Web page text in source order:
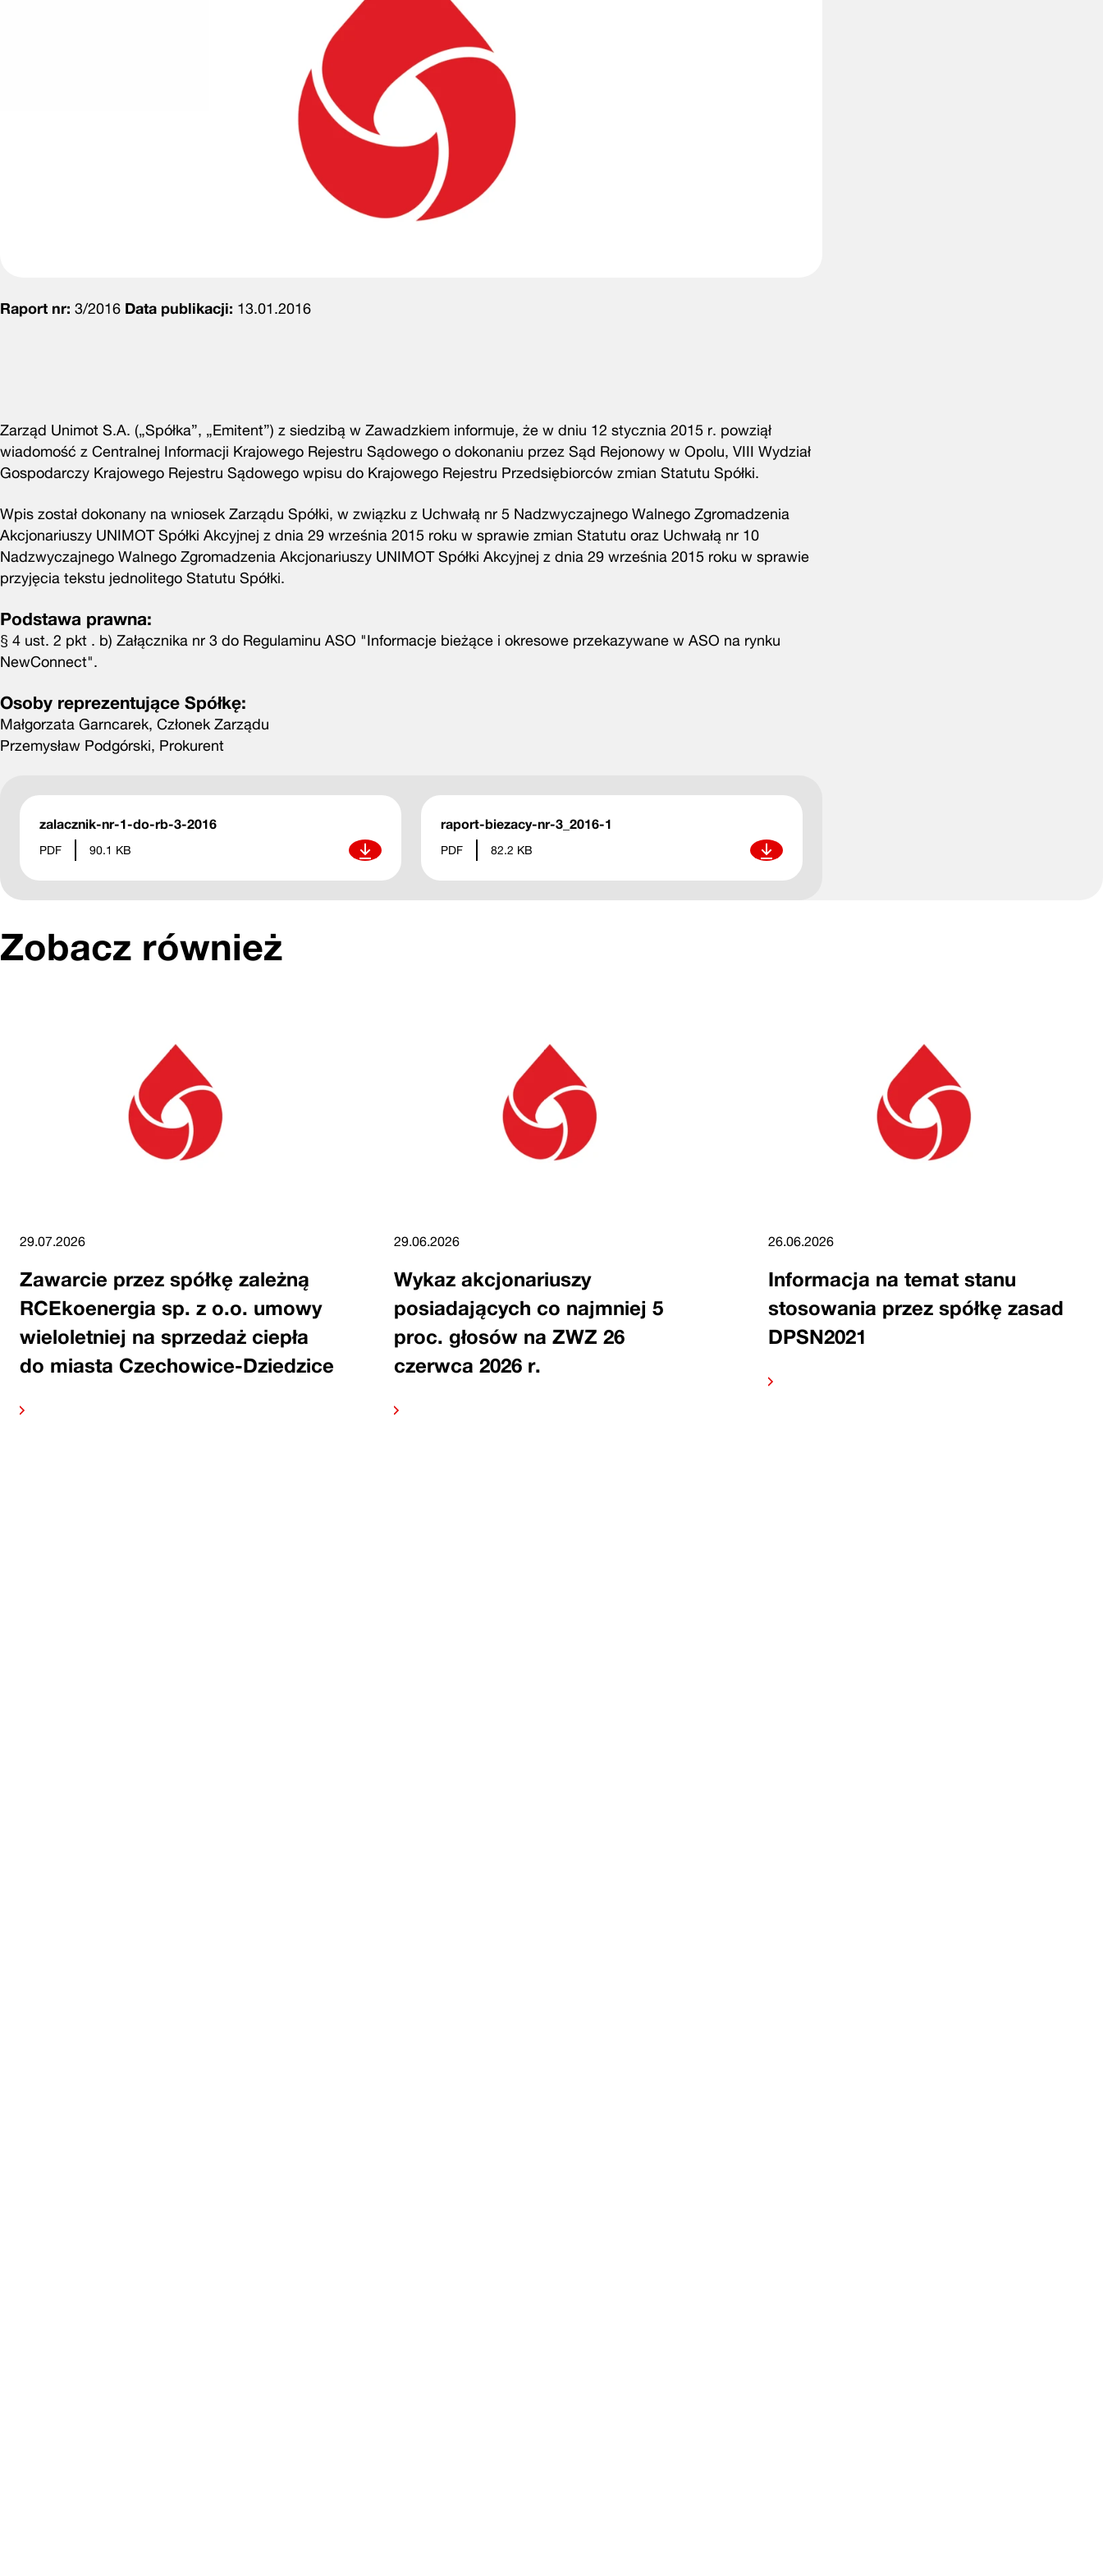
Raport nr: 3/2016 Data publikacji: 13.01.2016
Zarząd Unimot S.A. („Spółka”, „Emitent”) z siedzibą w Zawadzkiem informuje, że w dniu 12 stycznia 2015 r. powziął
wiadomość z Centralnej Informacji Krajowego Rejestru Sądowego o dokonaniu przez Sąd Rejonowy w Opolu, VIII Wydział
Gospodarczy Krajowego Rejestru Sądowego wpisu do Krajowego Rejestru Przedsiębiorców zmian Statutu Spółki.
Wpis został dokonany na wniosek Zarządu Spółki, w związku z Uchwałą nr 5 Nadzwyczajnego Walnego Zgromadzenia
Akcjonariuszy UNIMOT Spółki Akcyjnej z dnia 29 września 2015 roku w sprawie zmian Statutu oraz Uchwałą nr 10
Nadzwyczajnego Walnego Zgromadzenia Akcjonariuszy UNIMOT Spółki Akcyjnej z dnia 29 września 2015 roku w sprawie
przyjęcia tekstu jednolitego Statutu Spółki.
Podstawa prawna:
§ 4 ust. 2 pkt . b) Załącznika nr 3 do Regulaminu ASO "Informacje bieżące i okresowe przekazywane w ASO na rynku
NewConnect".
Osoby reprezentujące Spółkę:
Małgorzata Garncarek, Członek Zarządu
Przemysław Podgórski, Prokurent
zalacznik-nr-1-do-rb-3-2016
PDF 90.1 KB Pobierz
raport-biezacy-nr-3_2016-1
PDF 82.2 KB Pobierz
Zobacz również
29.07.2026
Zawarcie przez spółkę zależną
RCEkoenergia sp. z o.o. umowy
wieloletniej na sprzedaż ciepła
do miasta Czechowice-Dziedzice
29.06.2026
Wykaz akcjonariuszy
posiadających co najmniej 5
proc. głosów na ZWZ 26
czerwca 2026 r.
26.06.2026
Informacja na temat stanu
stosowania przez spółkę zasad
DPSN2021